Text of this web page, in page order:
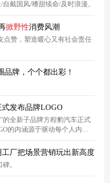
戴国风/嗜甜续命/及时浪漫。
掀野性消费风潮
点赞，塑造暖心又有社会责任
品牌，个个都出彩！
发布品牌LOGO
的全新子品牌方程豹汽车正式
的内涵源于驱动每个人内心
厂把场景营销玩出新高度
。